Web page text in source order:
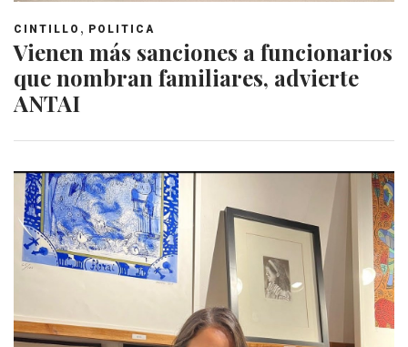
CINTILLO , POLITICA
Vienen más sanciones a funcionarios
que nombran familiares, advierte
ANTAI